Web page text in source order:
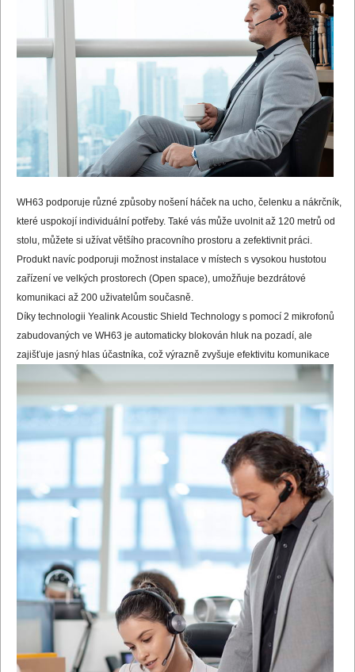
WH63 podporuje různé způsoby nošení háček na ucho, čelenku a nákrčník,
které uspokojí individuální potřeby. Také vás může uvolnit až 120 metrů od
stolu, můžete si užívat většího pracovního prostoru a zefektivnit práci.
Produkt navíc podporuji možnost instalace v místech s vysokou hustotou
zařízení ve velkých prostorech (Open space), umožňuje bezdrátové
komunikaci až 200 uživatelům současně.
Díky technologii Yealink Acoustic Shield Technology s pomocí 2 mikrofonů
zabudovaných ve WH63 je automaticky blokován hluk na pozadí, ale
zajišťuje jasný hlas účastníka, což výrazně zvyšuje efektivitu komunikace